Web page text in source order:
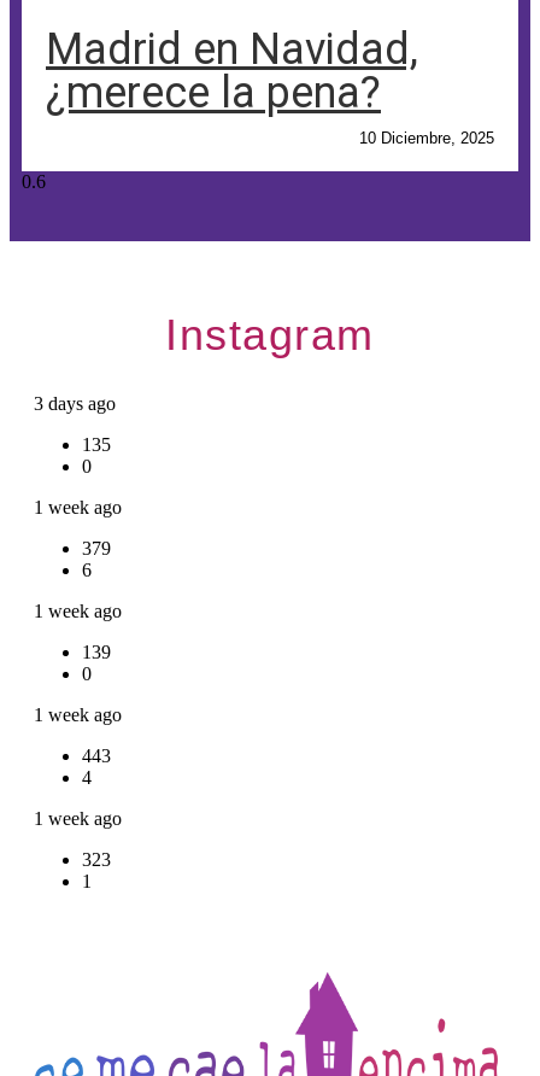
Madrid en Navidad,
¿merece la pena?
10 Diciembre, 2025
Instagram
3 days ago
135
0
1 week ago
379
6
1 week ago
139
0
1 week ago
443
4
1 week ago
323
1